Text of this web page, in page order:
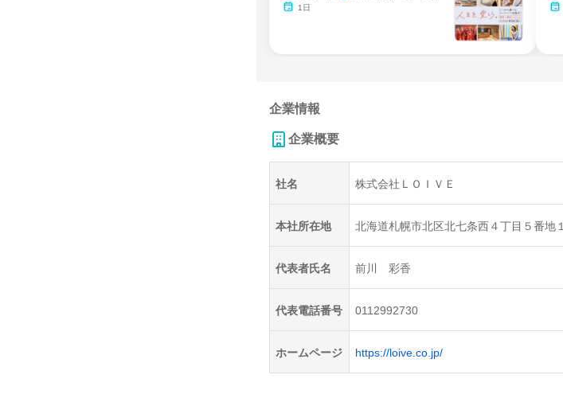
1日
企業情報
企業概要
社名 株式会社ＬＯＩＶＥ
本社所在地 北海道札幌市北区北七条西４丁目５番地１
代表者氏名 前川 彩香
代表電話番号 0112992730
ホームページ https://loive.co.jp/